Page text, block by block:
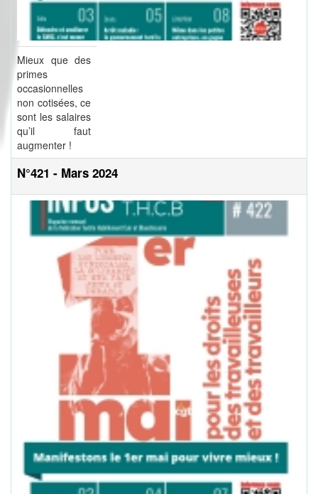
Mieux que des
primes
occasionnelles
non cotisées, ce
sont les salaires
qu’il faut
augmenter !
N°421 - Mars 2024